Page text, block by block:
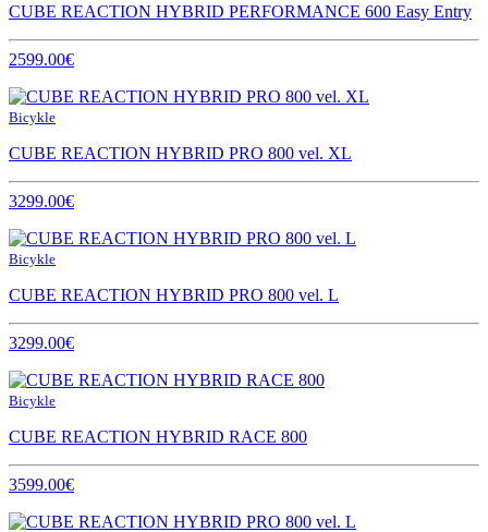
CUBE REACTION HYBRID PERFORMANCE 600 Easy Entry
2599.00€
Bicykle
CUBE REACTION HYBRID PRO 800 vel. XL
3299.00€
Bicykle
CUBE REACTION HYBRID PRO 800 vel. L
3299.00€
Bicykle
CUBE REACTION HYBRID RACE 800
3599.00€